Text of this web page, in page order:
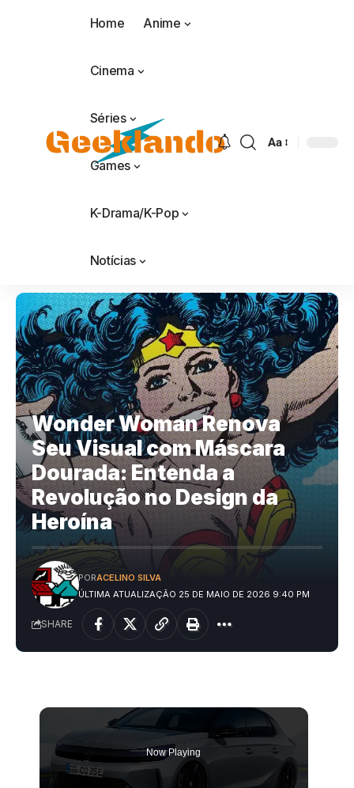
Home Anime
Cinema
Séries
Games
K-Drama/K-Pop
Notícias
Aa
Wonder Woman Renova
Seu Visual com Máscara
Dourada: Entenda a
Revolução no Design da
Heroína
ÚLTIMA ATUALIZAÇÃO 25 DE MAIO DE 2026 9:40 PM
PORACELINO SILVA
SHARE
Now Playing